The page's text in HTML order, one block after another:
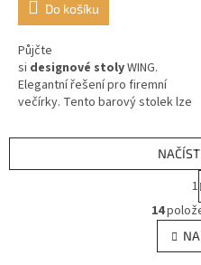
Do košíku
Půjčte
si designové stolyWING.
Elegantní řešení pro firemní
večírky. Tento barový stolek lze
1
14